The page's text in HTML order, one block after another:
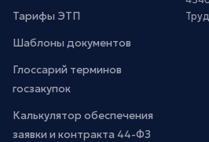
Тарифы ЭТП
Шаблоны документов
Глоссарий терминов
госзакупок
Калькулятор обеспечения
заявки и контракта 44-ФЗ